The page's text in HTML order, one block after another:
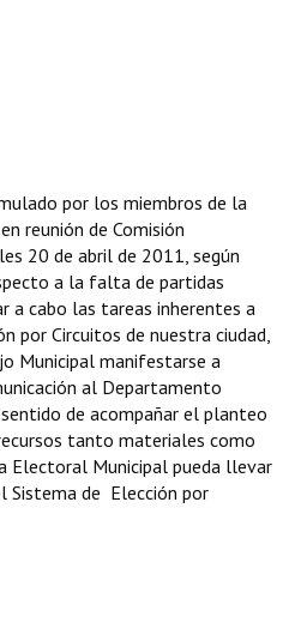
por los miembros de la
reunión de Comisión
20 de abril de 2011, según
a la falta de partidas
a cabo las tareas inherentes a
por Circuitos de nuestra ciudad,
Municipal manifestarse a
al Departamento
de acompañar el planteo
tanto materiales como
Electoral Municipal pueda llevar
Sistema de Elección por